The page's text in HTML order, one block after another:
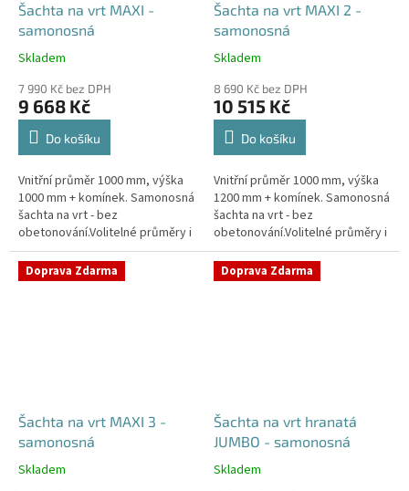
Šachta na vrt MAXI -
samonosná
Průměrné
produktu
je
4,4
hvězdiček.
Skladem
7 990 Kč bez DPH
9 668 Kč
Do košíku
Vnitřní průměr 1000 mm, výška
1000 mm + komínek. Samonosná
šachta na vrt - bez
obetonování.Volitelné průměry i
pozice prostupů na pažení vrtu,
hadice i elektřinu -
požadované...
Šachta na vrt MAXI 2 -
samonosná
Průměrné
produktu
je
4,5
hvězdiček.
Skladem
8 690 Kč bez DPH
10 515 Kč
Do košíku
Vnitřní průměr 1000 mm, výška
1200 mm + komínek. Samonosná
šachta na vrt - bez
obetonování.Volitelné průměry i
pozice prostupů na pažení vrtu,
hadice i elektřinu -
požadované...
Doprava Zdarma
Šachta na vrt MAXI 3 -
samonosná
Průměrné
Skladem
Doprava Zdarma
Šachta na vrt hranatá
JUMBO - samonosná
Průměrné
Skladem